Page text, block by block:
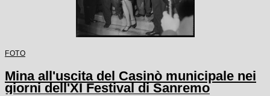
FOTO
Mina all'uscita del Casinò municipale nei
giorni dell'XI Festival di Sanremo